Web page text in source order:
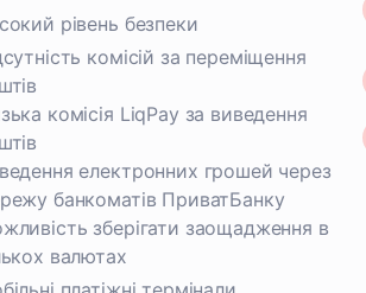
рівень безпеки
комісій за переміщення
комісія LiqPay за виведення
електронних грошей через
банкоматів ПриватБанку
зберігати заощадження в
валютах